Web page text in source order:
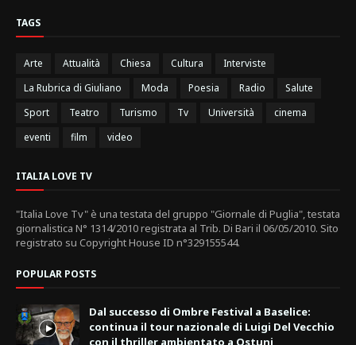
TAGS
Arte Attualità Chiesa Cultura
Interviste
La Rubrica di Giuliano
Moda Poesia Radio
Salute
Sport
Teatro Turismo Tv Università
cinema
eventi
film video
ITALIA LOVE TV
"Italia Love Tv" è una testata del gruppo "Giornale di Puglia", testata
giornalistica N° 1314/2010 registrata al Trib. Di Bari il 06/05/2010. Sito
registrato su Copyright House ID n°329155544.
POPULAR POSTS
Dal successo di Ombre Festival a Baselice:
continua il tour nazionale di Luigi Del Vecchio